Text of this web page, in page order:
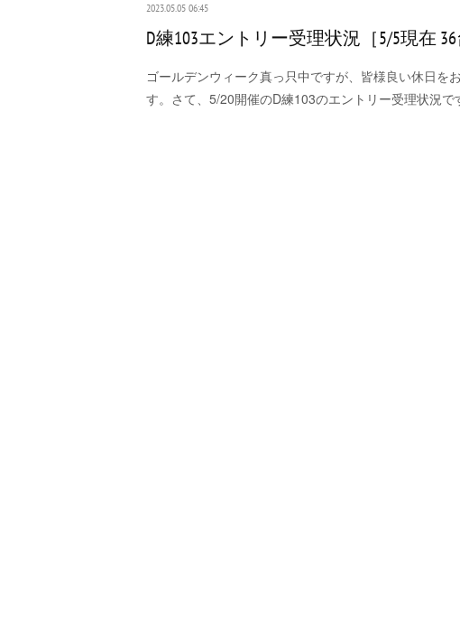
2023.05.05 06:45
D練103エントリー受理状況［5/5現在 36
ゴールデンウィーク真っ只中ですが、皆様良い休日を
す。さて、5/20開催のD練103のエントリー受理状況で